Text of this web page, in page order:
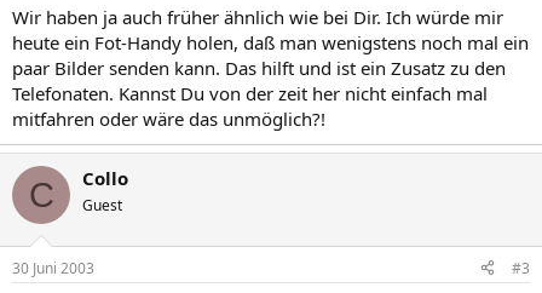
Wir haben ja auch früher ähnlich wie bei Dir. Ich würde mir
heute ein Fot-Handy holen, daß man wenigstens noch mal ein
paar Bilder senden kann. Das hilft und ist ein Zusatz zu den
Telefonaten. Kannst Du von der zeit her nicht einfach mal
mitfahren oder wäre das unmöglich?!
C Collo
Guest
30 Juni 2003 #3